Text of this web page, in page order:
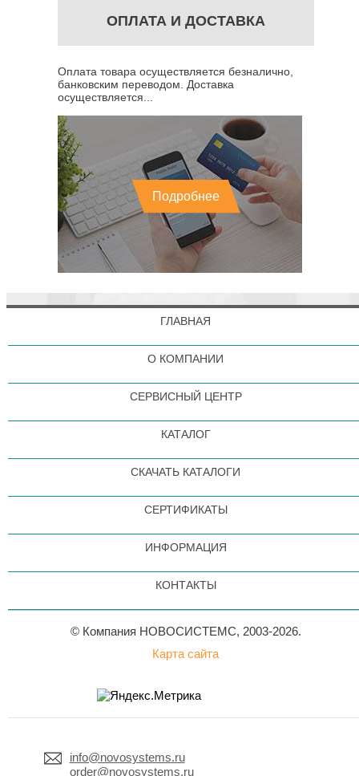
ОПЛАТА И ДОСТАВКА
Оплата товара осуществляется безналично,
банковским переводом. Доставка
осуществляется...
Подробнее
ГЛАВНАЯ
О КОМПАНИИ
СЕРВИСНЫЙ ЦЕНТР
КАТАЛОГ
СКАЧАТЬ КАТАЛОГИ
СЕРТИФИКАТЫ
ИНФОРМАЦИЯ
КОНТАКТЫ
© Компания НОВОСИСТЕМС, 2003-2026.
Карта сайта
info@novosystems.ru
order@novosystems.ru